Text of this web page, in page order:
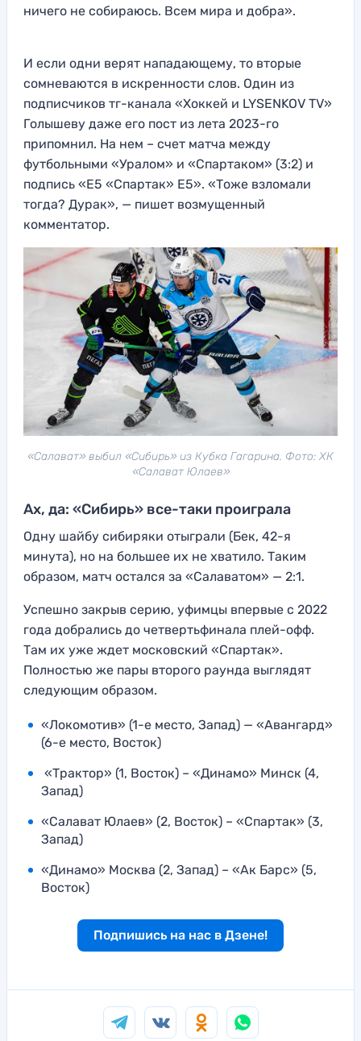
ничего не собираюсь. Всем мира и добра».
И если одни верят нападающему, то вторые
сомневаются в искренности слов. Один из
подписчиков тг-канала «Хоккей и LYSENKOV TV»
Голышеву даже его пост из лета 2023-го
припомнил. На нем – счет матча между
футбольными «Уралом» и «Спартаком» (3:2) и
подпись «Е5 «Спартак» Е5». «Тоже взломали
тогда? Дурак», — пишет возмущенный
комментатор.
«Салават» выбил «Сибирь» из Кубка Гагарина. Фото: ХК
«Салават Юлаев»
Ах, да: «Сибирь» все-таки проиграла
Одну шайбу сибиряки отыграли (Бек, 42-я
минута), но на большее их не хватило. Таким
образом, матч остался за «Салаватом» — 2:1.
Успешно закрыв серию, уфимцы впервые с 2022
года добрались до четвертьфинала плей-офф.
Там их уже ждет московский «Спартак».
Полностью же пары второго раунда выглядят
следующим образом.
«Локомотив» (1-е место, Запад) — «Авангард»
(6-е место, Восток)
«Трактор» (1, Восток) – «Динамо» Минск (4,
Запад)
«Салават Юлаев» (2, Восток) – «Спартак» (3,
Запад)
«Динамо» Москва (2, Запад) – «Ак Барс» (5,
Восток)
Подпишись на нас в Дзене!